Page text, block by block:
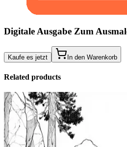
Digitale Ausgabe Zum
Kaufe es jetzt In den Warenkorb
Related products
Add to wishlist
Gezeitenpools Ausmalbilder
Kostenlose Ausdruckbare
Wunder Der Gezeitenpools